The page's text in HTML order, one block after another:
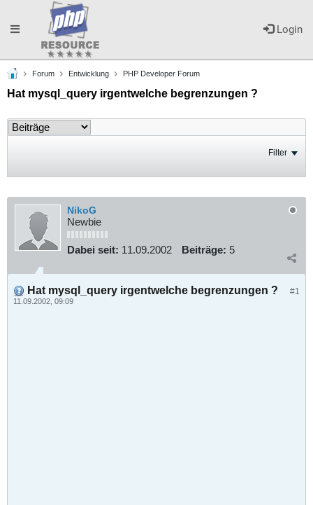
Login
Toggle
navigation
Forum Entwicklung PHP Developer Forum
Hat mysql_query irgentwelche begrenzungen ?
Filter
NikoG
Newbie
Dabei seit: 11.09.2002 Beiträge: 5
#1
Hat mysql_query irgentwelche begrenzungen ?
11.09.2002, 09:09